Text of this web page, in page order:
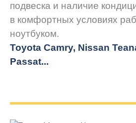
подвеска и наличие
в комфортных условиях
ноутбуком.
Toyota Camry, Nissan
Passat...